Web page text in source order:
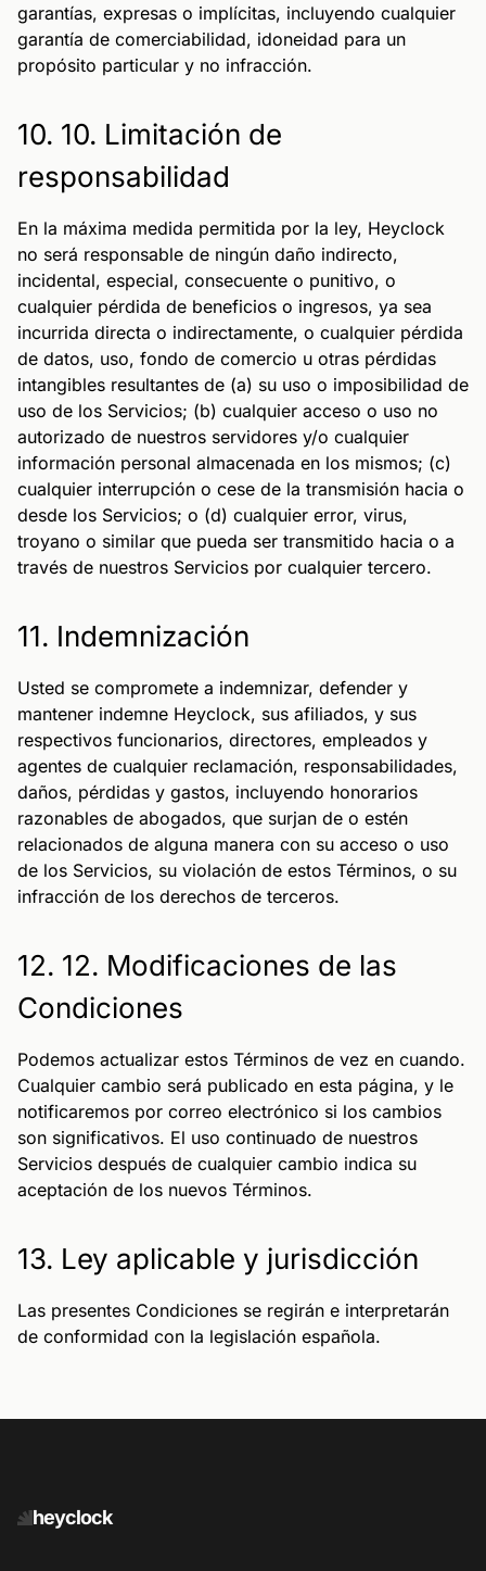
garantías, expresas o implícitas, incluyendo cualquier
garantía de comerciabilidad, idoneidad para un
propósito particular y no infracción.
10. 10. Limitación de
responsabilidad
En la máxima medida permitida por la ley, Heyclock
no será responsable de ningún daño indirecto,
incidental, especial, consecuente o punitivo, o
cualquier pérdida de beneficios o ingresos, ya sea
incurrida directa o indirectamente, o cualquier pérdida
de datos, uso, fondo de comercio u otras pérdidas
intangibles resultantes de (a) su uso o imposibilidad de
uso de los Servicios; (b) cualquier acceso o uso no
autorizado de nuestros servidores y/o cualquier
información personal almacenada en los mismos; (c)
cualquier interrupción o cese de la transmisión hacia o
desde los Servicios; o (d) cualquier error, virus,
troyano o similar que pueda ser transmitido hacia o a
través de nuestros Servicios por cualquier tercero.
11. Indemnización
Usted se compromete a indemnizar, defender y
mantener indemne Heyclock, sus afiliados, y sus
respectivos funcionarios, directores, empleados y
agentes de cualquier reclamación, responsabilidades,
daños, pérdidas y gastos, incluyendo honorarios
razonables de abogados, que surjan de o estén
relacionados de alguna manera con su acceso o uso
de los Servicios, su violación de estos Términos, o su
infracción de los derechos de terceros.
12. 12. Modificaciones de las
Condiciones
Podemos actualizar estos Términos de vez en cuando.
Cualquier cambio será publicado en esta página, y le
notificaremos por correo electrónico si los cambios
son significativos. El uso continuado de nuestros
Servicios después de cualquier cambio indica su
aceptación de los nuevos Términos.
13. Ley aplicable y jurisdicción
Las presentes Condiciones se regirán e interpretarán
de conformidad con la legislación española.
heyclock